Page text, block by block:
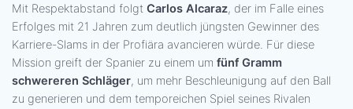
Mit Respektabstand folgt Carlos Alcaraz, der im Falle eines
Erfolges mit 21 Jahren zum deutlich jüngsten Gewinner des
Karriere-Slams in der Profiära avancieren würde. Für diese
Mission greift der Spanier zu einem um fünf Gramm
schwereren Schläger, um mehr Beschleunigung auf den Ball
zu generieren und dem temporeichen Spiel seines Rivalen